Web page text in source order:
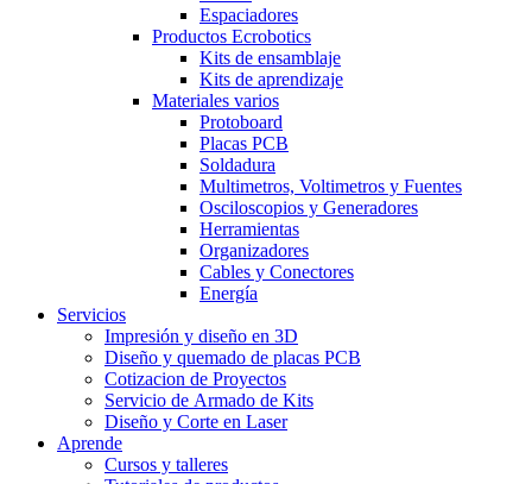
Espaciadores
Productos Ecrobotics
Kits de ensamblaje
Kits de aprendizaje
Materiales varios
Protoboard
Placas PCB
Soldadura
Multimetros, Voltimetros y Fuentes
Osciloscopios y Generadores
Herramientas
Organizadores
Cables y Conectores
Energía
Servicios
Impresión y diseño en 3D
Diseño y quemado de placas PCB
Cotizacion de Proyectos
Servicio de Armado de Kits
Diseño y Corte en Laser
Aprende
Cursos y talleres